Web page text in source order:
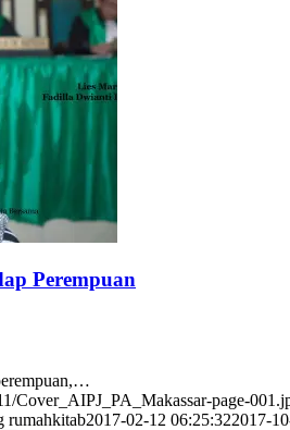
Perempuan
Cover_AIPJ_PA_Makassar-page-
rumahkitab2017-02-12 06:25:322017-